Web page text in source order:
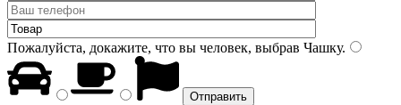
Пожалуйста, докажите, что вы человек, выбрав Чашку.